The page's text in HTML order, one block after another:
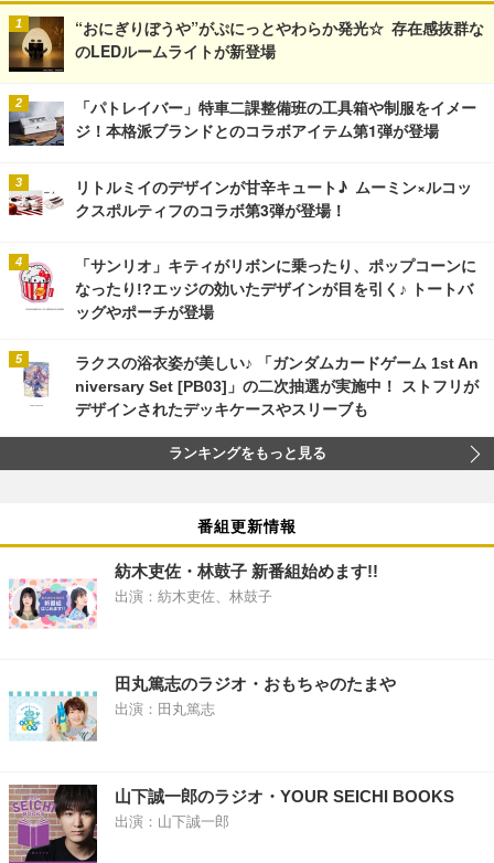
“おにぎりぼうや”がぷにっとやわらか発光☆ 存在感抜群な
のLEDルームライトが新登場
「パトレイバー」特車二課整備班の工具箱や制服をイメー
ジ！本格派ブランドとのコラボアイテム第1弾が登場
リトルミイのデザインが甘辛キュート♪ ムーミン×ルコッ
クスポルティフのコラボ第3弾が登場！
「サンリオ」キティがリボンに乗ったり、ポップコーンに
なったり!?エッジの効いたデザインが目を引く♪ トートバ
ッグやポーチが登場
ラクスの浴衣姿が美しい♪ 「ガンダムカードゲーム 1st An
niversary Set [PB03]」の二次抽選が実施中！ ストフリが
デザインされたデッキケースやスリーブも
ランキングをもっと見る
番組更新情報
紡木吏佐・林鼓子 新番組始めます!!
出演：紡木吏佐、林鼓子
田丸篤志のラジオ・おもちゃのたまや
出演：田丸篤志
山下誠一郎のラジオ・YOUR SEICHI BOOKS
出演：山下誠一郎